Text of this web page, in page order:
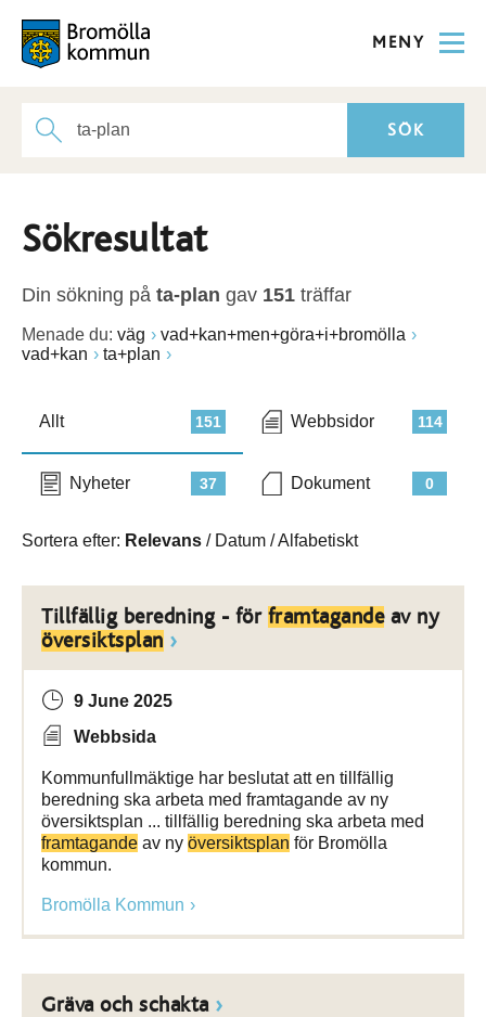
MENY
Sökresultat
Din sökning på ta-plan gav 151 träffar
Menade du: väg
vad+kan+men+göra+i+bromölla
vad+kan
ta+plan
151
Allt 114
Webbsidor
37
Nyheter 0
Dokument
Sortera efter: Relevans / Datum /Alfabetiskt
Tillfällig beredning - för framtagandeav ny
översiktsplan
9 June 2025
Webbsida
Kommunfullmäktige har beslutat att en tillfällig
beredning ska arbeta med framtagande av ny
översiktsplan ... tillfällig beredning ska arbeta med
framtagande av ny översiktsplan för Bromölla
kommun.
Bromölla Kommun
Gräva och schakta